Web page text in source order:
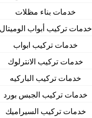
خدمات بناء مظلات
خدمات تركيب أبواب الوميتال
خدمات تركيب ابواب
خدمات تركيب الانترلوك
خدمات تركيب الباركيه
خدمات تركيب الجبس بورد
خدمات تركيب السيراميك